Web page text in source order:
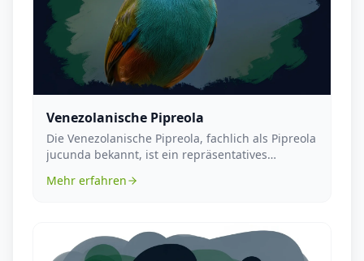
Venezolanische Pipreola
Die Venezolanische Pipreola, fachlich als Pipreola
jucunda bekannt, ist ein repräsentatives
Mehr erfahren